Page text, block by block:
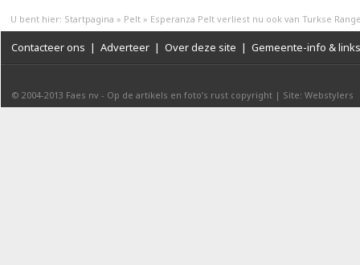
U bent hier: Startpagina » Pelt » Esperanza Pelt verliest nu ook van Turkse
Contacteer ons | Adverteer | Over deze site | Gemeente-info & links
© 2004-2013 Faes nv - Op de artikels en foto’s rust copyright | Site: Webstylers